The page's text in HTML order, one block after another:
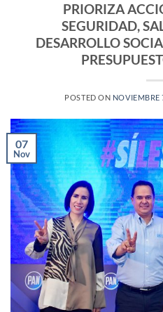
PRIORIZA
SEGURIDAD,
DESARROLLO
POSTED ON NOVIEMBRE
07
Nov